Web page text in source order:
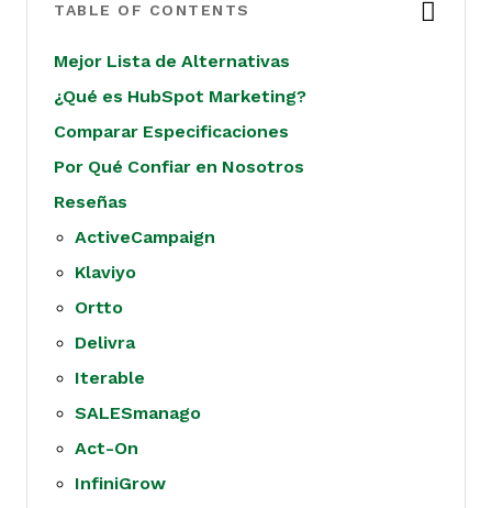
TABLE OF CONTENTS
Mejor Lista de Alternativas
¿Qué es HubSpot Marketing?
Comparar Especificaciones
Por Qué Confiar en Nosotros
Reseñas
ActiveCampaign
Klaviyo
Ortto
Delivra
Iterable
SALESmanago
Act-On
InfiniGrow